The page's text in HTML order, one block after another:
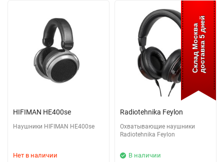
HIFIMAN HE400se
Наушники HIFIMAN HE400se
Нет в наличии
Склад Москвадоставка 5 дней
Radiotehnika Feylon
Охватывающие наушники
Radiotehnika Feylon
В наличии